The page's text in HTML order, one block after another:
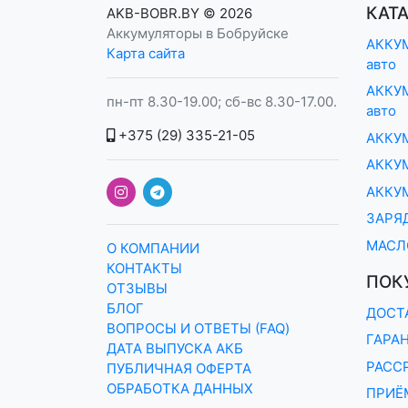
AKB-BOBR.BY © 2026
Аккумуляторы в Бобруйске
Карта сайта
пн-пт 8.30-19.00; сб-вс 8.30-17.00.
+375 (29) 335-21-05
О КОМПАНИИ
КОНТАКТЫ
ОТЗЫВЫ
БЛОГ
ВОПРОСЫ И ОТВЕТЫ (FAQ)
ДАТА ВЫПУСКА АКБ
ПУБЛИЧНАЯ ОФЕРТА
ОБРАБОТКА ДАННЫХ
авто
авто